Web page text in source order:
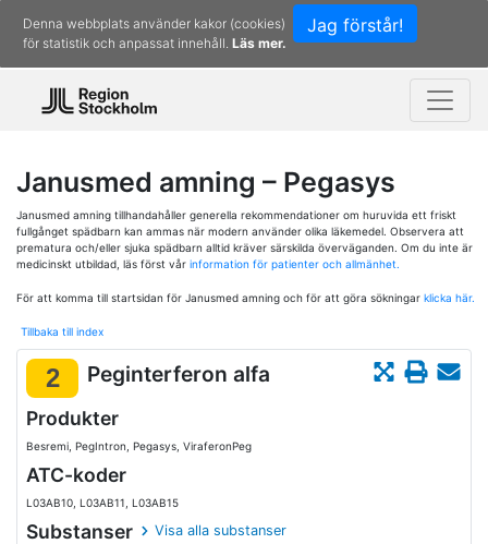
Jag förstår!
Denna webbplats använder kakor (cookies)
för statistik och anpassat innehåll. Läs mer.
Janusmed amning – Pegasys
Janusmed amning tillhandahåller generella rekommendationer om huruvida ett friskt
fullgånget spädbarn kan ammas när modern använder olika läkemedel. Observera att
prematura och/eller sjuka spädbarn alltid kräver särskilda överväganden. Om du inte är
medicinskt utbildad, läs först vår information för patienter och allmänhet.
För att komma till startsidan för Janusmed amning och för att göra sökningar klicka här.
Tillbaka till index
2 Peginterferon alfa
Produkter
Besremi, PegIntron, Pegasys, ViraferonPeg
ATC-koder
L03AB10, L03AB11, L03AB15
Substanser Visa alla substanser